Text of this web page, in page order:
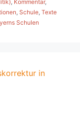
, Kommentar,
, Schule, Texte
Schulen
in